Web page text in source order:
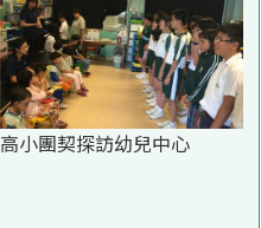
高小團契探訪幼兒中心